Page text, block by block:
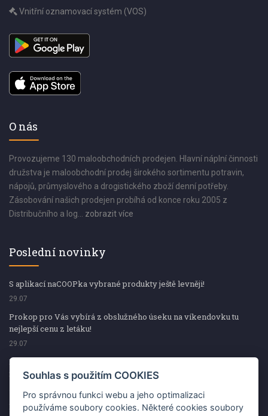
Vnitřní oznamovací systém (VOS)
O nás
Provozujeme 130 maloobchodních prodejen. Hlavní náplní činnosti
družstva je maloobchodní prodej širokého sortimentu potravin,
nápojů, průmyslového a drogistického zboží denní potřeby.
Zásobování našich prodejen probíhá od konce roku 2005 z
Distribučního a log... zobrazit více
Poslední novinky
S aplikací naCOOPka vybrané produkty ještě levněji!
29.07
Prokop pro Vás vybírá z obslužného úseku na víkendovku tu
nejlepší cenu z letáku!
29.07
Prokop pro Vás vybírá z obslužného úseku na víkendovku tu
nejlepší cenu z letáku!
Kup špekáčky od Váhaly a vyhraj s naCOOPkou sekerku Fiskars
Souhlas s použitím COOKIES
Pro správnou funkci webu a jeho optimalizaci
používáme soubory cookies. Některé cookies soubory